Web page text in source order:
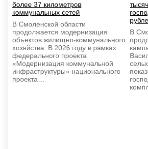
более 37 километров
коммунальных сетей
В Смоленской области
продолжается модернизация
объектов жилищно-коммунального
хозяйства. В 2026 году в рамках
федерального проекта
«Модернизация коммунальной
инфраструктуры» национального
проекта…
В